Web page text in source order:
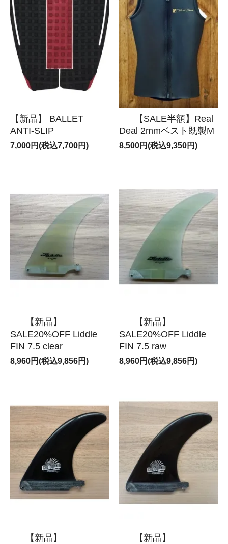
【新品】 BALLET
ANTI-SLIP
7,000円(税込7,700円)
【SALE半額】Real
Deal 2mmベスト既製M
8,500円(税込9,350円)
【新品】
SALE20%OFF Liddle
FIN 7.5 clear
8,960円(税込9,856円)
【新品】
SALE20%OFF Liddle
FIN 7.5 raw
8,960円(税込9,856円)
【新品】
【新品】